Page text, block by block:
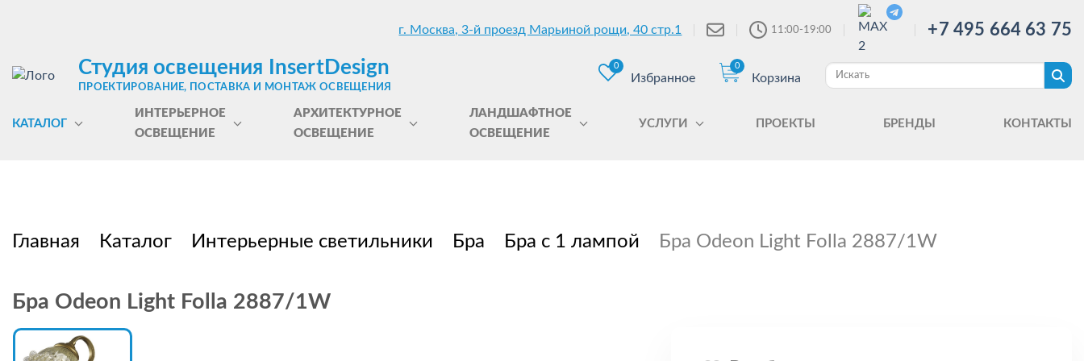
г. Москва, 3-й проезд Марьиной рощи, 40 стр.1 11:00-19:00 +7 495 664 63 75
Студия освещения InsertDesign
ПРОЕКТИРОВАНИЕ, ПОСТАВКА И МОНТАЖ ОСВЕЩЕНИЯ
0
Избранное
0
Корзина
КАТАЛОГ
ИНТЕРЬЕРНОЕ
ОСВЕЩЕНИЕ
АРХИТЕКТУРНОЕ
ОСВЕЩЕНИЕ
ЛАНДШАФТНОЕ
ОСВЕЩЕНИЕ
УСЛУГИ ПРОЕКТЫ БРЕНДЫ КОНТАКТЫ
Главная Каталог Интерьерные светильники Бра Бра с 1 лампой Бра Odeon Light Folla 2887/1W
Бра Odeon Light Folla 2887/1W